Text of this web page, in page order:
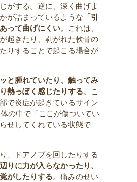
がする。逆に、深く曲げよ
が詰まっているような 「引
って曲げにくい。これは、
起きたり、剥がれた軟骨の
りすることで起こる場合が
と腫れていたり、触ってみ
熱っぽく感じたりする。こ
で炎症が起きているサイン
体の中で「ここが傷ついてい
せしてくれている状態で
、ドアノブを回したりする
りに力が入らなかったり、
がしたりする。痛みのせい